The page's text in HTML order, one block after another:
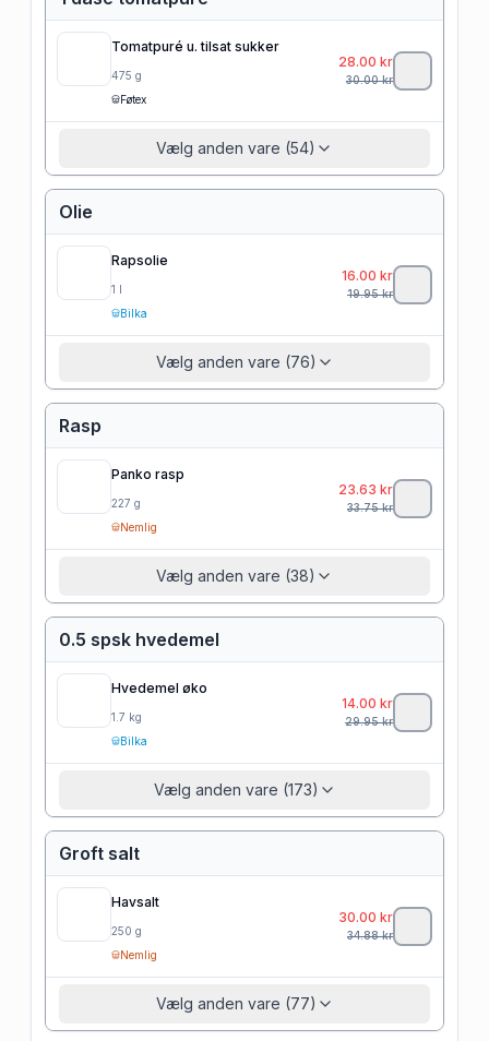
Tomatpuré u. tilsat sukker
475 g
Føtex
28.00 kr
30.00kr
Vælg anden vare (54)
Olie
Rapsolie
1 l
Bilka
16.00 kr
19.95kr
Vælg anden vare (76)
Rasp
Panko rasp
227 g
Nemlig
23.63 kr
33.75kr
Vælg anden vare (38)
0.5 spsk hvedemel
Hvedemel øko
1.7 kg
Bilka
14.00 kr
29.95kr
Vælg anden vare (173)
Groft salt
Havsalt
250 g
Nemlig
30.00 kr
34.88kr
Vælg anden vare (77)